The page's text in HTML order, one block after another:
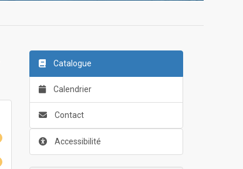
Catalogue
Calendrier
Contact
Accessibilité